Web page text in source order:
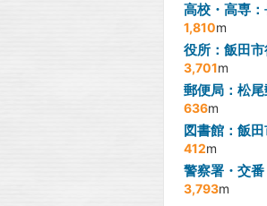
高校・高専
1,810m
役所：飯田
3,701m
郵便局：松
636m
図書館：飯
412m
警察署・交
3,793m